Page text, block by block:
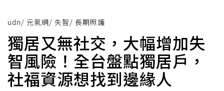
udn/ 元氣網/ 失智/ 長期照護
獨居又無社交，大幅增加失
智風險！全台盤點獨居戶，
社福資源想找到邊緣人